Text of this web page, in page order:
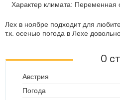
Характер климата: Переменная
Лех в ноябре подходит для
т.к. осенью погода в Лехе
О
Австрия
Погода